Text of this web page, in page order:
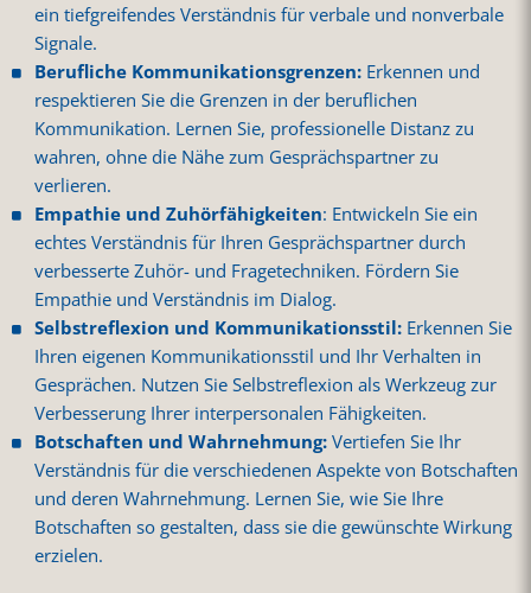
ein tiefgreifendes Verständnis für verbale und nonverbale
Signale.
Berufliche Kommunikationsgrenzen: Erkennen und
respektieren Sie die Grenzen in der beruflichen
Kommunikation. Lernen Sie, professionelle Distanz zu
wahren, ohne die Nähe zum Gesprächspartner zu
verlieren.
Empathie und Zuhörfähigkeiten: Entwickeln Sie ein
echtes Verständnis für Ihren Gesprächspartner durch
verbesserte Zuhör- und Fragetechniken. Fördern Sie
Empathie und Verständnis im Dialog.
Selbstreflexion und Kommunikationsstil: Erkennen Sie
Ihren eigenen Kommunikationsstil und Ihr Verhalten in
Gesprächen. Nutzen Sie Selbstreflexion als Werkzeug zur
Verbesserung Ihrer interpersonalen Fähigkeiten.
Botschaften und Wahrnehmung:Vertiefen Sie Ihr
Verständnis für die verschiedenen Aspekte von Botschaften
und deren Wahrnehmung. Lernen Sie, wie Sie Ihre
Botschaften so gestalten, dass sie die gewünschte Wirkung
erzielen.